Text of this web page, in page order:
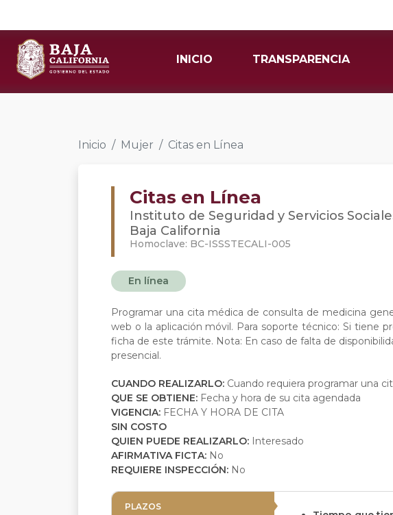
INICIO TRANSPARENCIA
Inicio Mujer Citas en Línea
Citas en Línea
Instituto de Seguridad y Servicios
Baja California
Homoclave: BC-ISSSTECALI-005
En línea
Programar una cita médica de consulta de medicina
web o la aplicación móvil. Para soporte técnico: Si tiene
ficha de este trámite. Nota: En caso de falta de
presencial.
CUANDO REALIZARLO: Cuando requiera programar una
QUE SE OBTIENE: Fecha y hora de su cita agendada
VIGENCIA: FECHA Y HORA DE CITA
SIN COSTO
QUIEN PUEDE REALIZARLO: Interesado
AFIRMATIVA FICTA: No
REQUIERE INSPECCIÓN: No
PLAZOS